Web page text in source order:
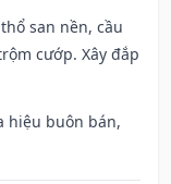
san nền, cầu
cướp. Xây đắp
hiệu buôn bán,